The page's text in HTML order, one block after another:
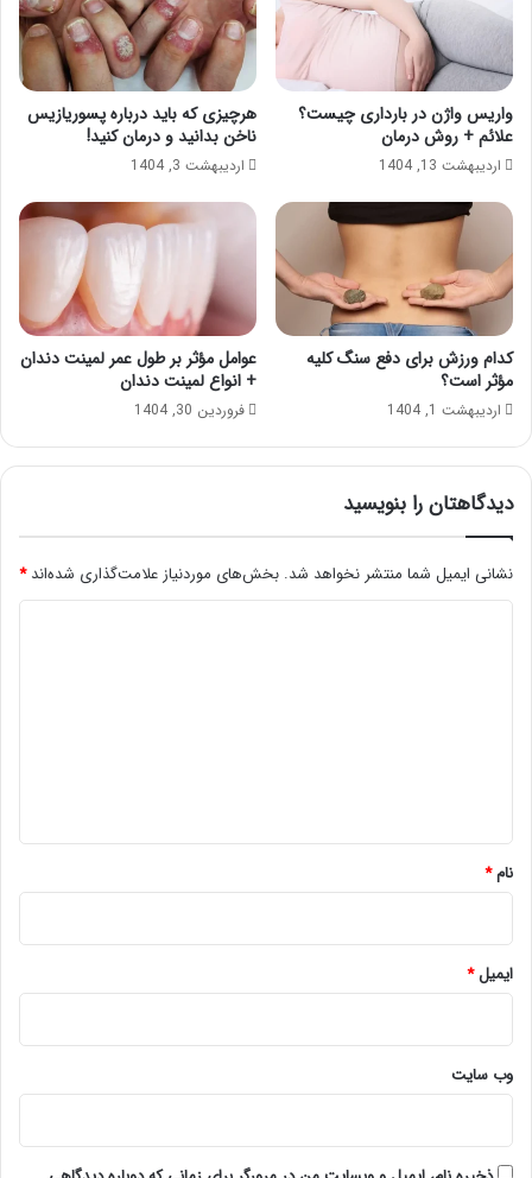
واریس واژن در بارداری چیست؟
علائم + روش درمان
اردیبهشت 13, 1404
هرچیزی که باید درباره پسوریازیس
ناخن بدانید و درمان کنید!
اردیبهشت 3, 1404
کدام ورزش برای دفع سنگ کلیه
مؤثر است؟
اردیبهشت 1, 1404
عوامل مؤثر بر طول عمر لمینت دندان
+ انواع لمینت دندان
فروردین 30, 1404
دیدگاهتان را بنویسید
نشانی ایمیل شما منتشر نخواهد شد. بخش‌های موردنیاز علامت‌گذاری شده‌اند*
نام*
ایمیل*
وب‌ سایت